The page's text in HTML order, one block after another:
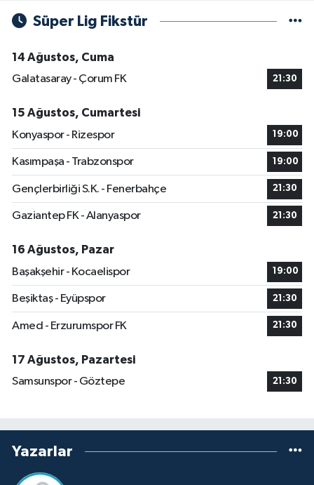
Süper Lig Fikstür
14 Ağustos, Cuma
Galatasaray - Çorum FK
21:30
15 Ağustos, Cumartesi
Konyaspor - Rizespor
19:00
Kasımpaşa - Trabzonspor 19:00
Gençlerbirliği S.K. - Fenerbahçe 21:30
Gaziantep FK - Alanyaspor 21:30
16 Ağustos, Pazar
Başakşehir - Kocaelispor
19:00
Beşiktaş - Eyüpspor 21:30
Amed - Erzurumspor FK 21:30
17 Ağustos, Pazartesi
Samsunspor - Göztepe
21:30
Yazarlar